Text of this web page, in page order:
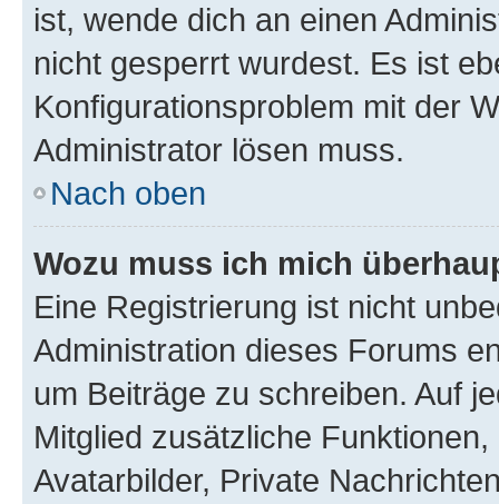
ist, wende dich an einen
nicht gesperrt wurdest. Es ist
Konfigurationsproblem mit der
Administrator lösen muss.
Nach oben
Wozu muss ich mich
Eine Registrierung ist nicht
Administration dieses Forums
um Beiträge zu schreiben. Auf
Mitglied zusätzliche
Avatarbilder, Private